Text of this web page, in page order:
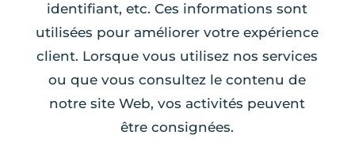
identifiant, etc. Ces informations sont
utilisées pour améliorer votre expérience
client. Lorsque vous utilisez nos services
ou que vous consultez le contenu de
notre site Web, vos activités peuvent
être consignées.